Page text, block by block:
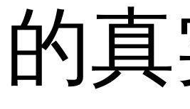
的